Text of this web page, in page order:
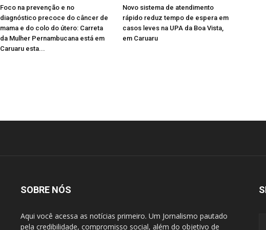
Foco na prevenção e no
diagnóstico precoce do câncer de
mama e do colo do útero: Carreta
da Mulher Pernambucana está em
Caruaru esta...
Novo sistema de atendimento
rápido reduz tempo de espera em
casos leves na UPA da Boa Vista,
em Caruaru
SOBRE NÓS
Aqui você acessa as notícias primeiro. Um Jornalismo pautado
pela credibilidade, compromisso social, além do objetivo de